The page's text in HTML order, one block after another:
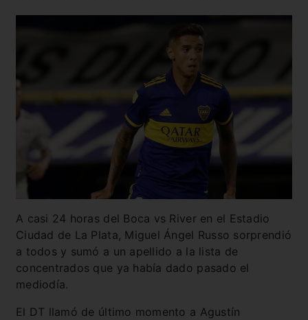
A casi 24 horas del Boca vs River en el Estadio
Ciudad de La Plata, Miguel Ángel Russo sorprendió
a todos y sumó a un apellido a la lista de
concentrados que ya había dado pasado el
mediodía.
El DT llamó de último momento a Agustín